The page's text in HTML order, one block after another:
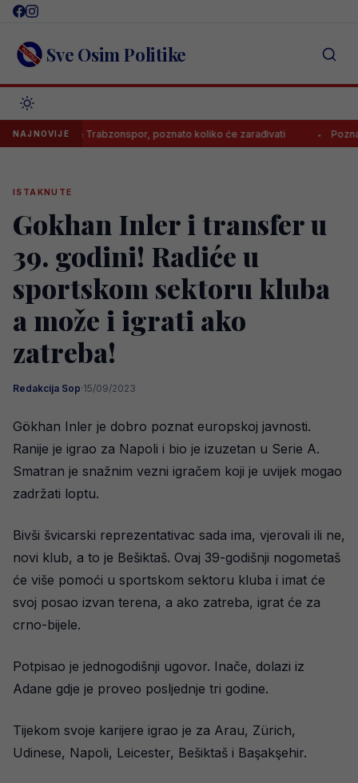
Skip
content Sve Osim Politike
NAJNOVIJEza Trabzonspor, poznato koliko će zarađivati Poznato
ISTAKNUTE
Gokhan Inler i transfer u
39. godini! Radiće u
sportskom sektoru kluba
a može i igrati ako
zatreba!
Redakcija Sop·15/09/2023
Gökhan Inler je dobro poznat europskoj javnosti.
Ranije je igrao za Napoli i bio je izuzetan u Serie A.
Smatran je snažnim vezni igračem koji je uvijek mogao
zadržati loptu.
Bivši švicarski reprezentativac sada ima, vjerovali ili ne,
novi klub, a to je Bešiktaš. Ovaj 39-godišnji nogometaš
će više pomoći u sportskom sektoru kluba i imat će
svoj posao izvan terena, a ako zatreba, igrat će za
crno-bijele.
Potpisao je jednogodišnji ugovor. Inače, dolazi iz
Adane gdje je proveo posljednje tri godine.
Tijekom svoje karijere igrao je za Arau, Zürich,
Udinese, Napoli, Leicester, Bešiktaš i Başakşehir.